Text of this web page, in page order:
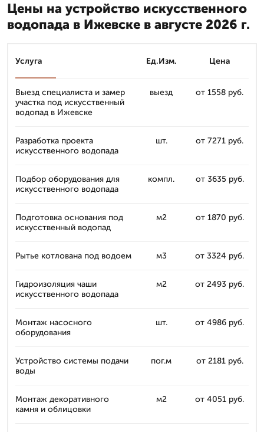
Цены на устройство искусственного
водопада в Ижевске в августе 2026 г.
Услуга Ед.Изм. Цена
Выезд специалиста и замер
участка под искусственный
водопад в Ижевске
выезд от 1558 руб.
Разработка проекта
искусственного водопада
шт. от 7271 руб.
Подбор оборудования для
искусственного водопада
компл. от 3635 руб.
Подготовка основания под
искусственный водопад
м2 от 1870 руб.
Рытье котлована под водоем м3 от 3324 руб.
Гидроизоляция чаши
искусственного водопада
м2 от 2493 руб.
Монтаж насосного
оборудования
шт. от 4986 руб.
Устройство системы подачи
воды
пог.м от 2181 руб.
Монтаж декоративного
камня и облицовки
м2 от 4051 руб.